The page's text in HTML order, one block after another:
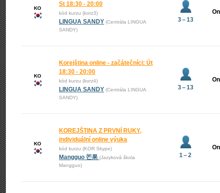
KO
St 18:30 - 20:00
kód kurzu (korz3)
LINGUA SANDY (Centrála LINGUA
SANDY)
3 – 13
KO
Korejština online - začátečníci: Út
18:30 - 20:00
kód kurzu (korz4)
LINGUA SANDY (Centrála LINGUA
SANDY)
3 – 13
KO
KOREJŠTINA Z PRVNÍ RUKY,
individuální online výuka
kód kurzu (KOR Skype)
Mangguo 芒果 (Jazyková škola
Mangguo)
1 – 2